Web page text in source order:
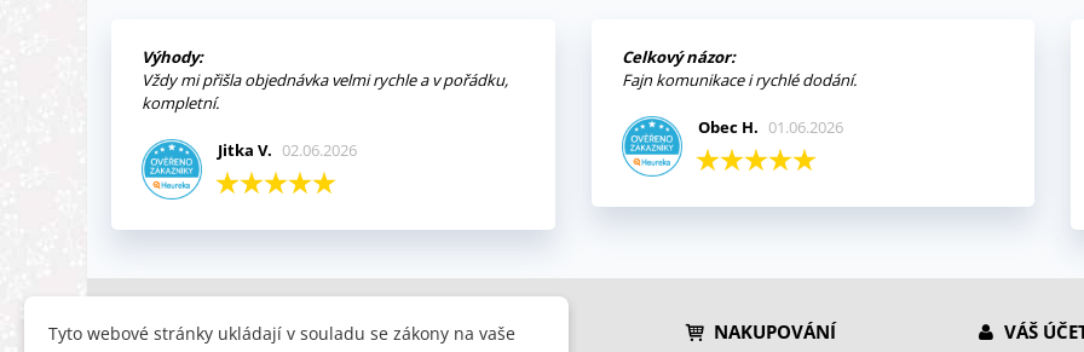
Výhody:
Vždy mi přišla objednávka velmi rychle a v pořádku,
kompletní.
Jitka V. 02.06.2026
Celkový názor:
Fajn komunikace i rychlé dodání.
Obec H. 01.06.2026
INFORMACE HLEDÁTE NAKUPOVÁNÍ VÁŠ
Tyto webové stránky ukládají v souladu se zákony na vaše